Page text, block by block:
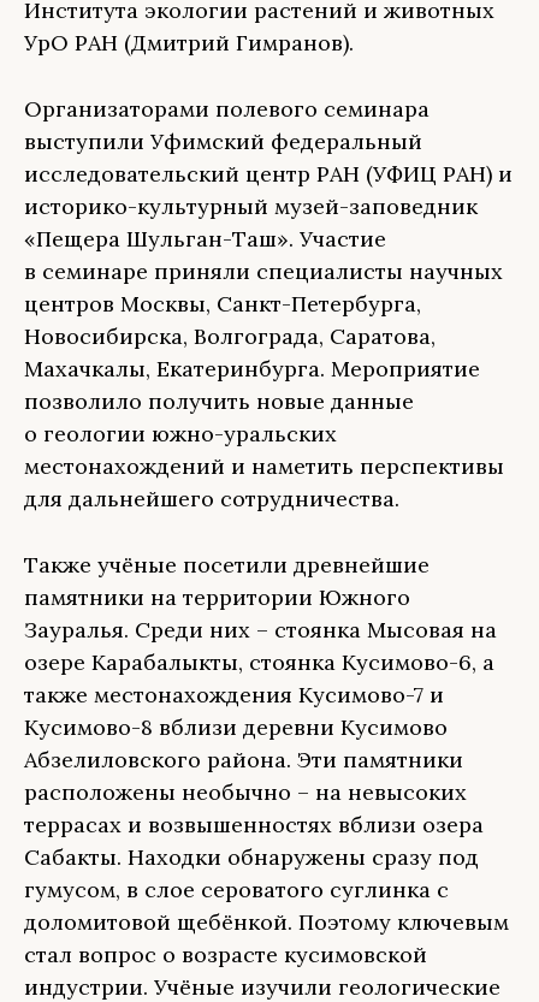
Института экологии растений и животных
УрО РАН (Дмитрий Гимранов).
Организаторами полевого семинара
выступили Уфимский федеральный
исследовательский центр РАН (УФИЦ РАН) и
историко-культурный музей-заповедник
«Пещера Шульган-Таш». Участие
в семинаре приняли специалисты научных
центров Москвы, Санкт-Петербурга,
Новосибирска, Волгограда, Саратова,
Махачкалы, Екатеринбурга. Мероприятие
позволило получить новые данные
о геологии южно-уральских
местонахождений и наметить перспективы
для дальнейшего сотрудничества.
Также учёные посетили древнейшие
памятники на территории Южного
Зауралья. Среди них – стоянка Мысовая на
озере Карабалыкты, стоянка Кусимово-6, а
также местонахождения Кусимово-7 и
Кусимово-8 вблизи деревни Кусимово
Абзелиловского района. Эти памятники
расположены необычно – на невысоких
террасах и возвышенностях вблизи озера
Сабакты. Находки обнаружены сразу под
гумусом, в слое сероватого суглинка с
доломитовой щебёнкой. Поэтому ключевым
стал вопрос о возрасте кусимовской
индустрии. Учёные изучили геологические